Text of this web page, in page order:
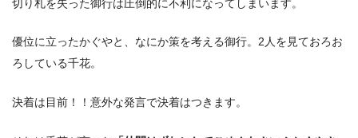
切り札を失った御行は圧倒的に不利になってしまいます。
優位に立ったかぐやと、なにか策を考える御行。2人を見ておろお
ろしている千花。
決着は目前！！意外な発言で決着はつきます。